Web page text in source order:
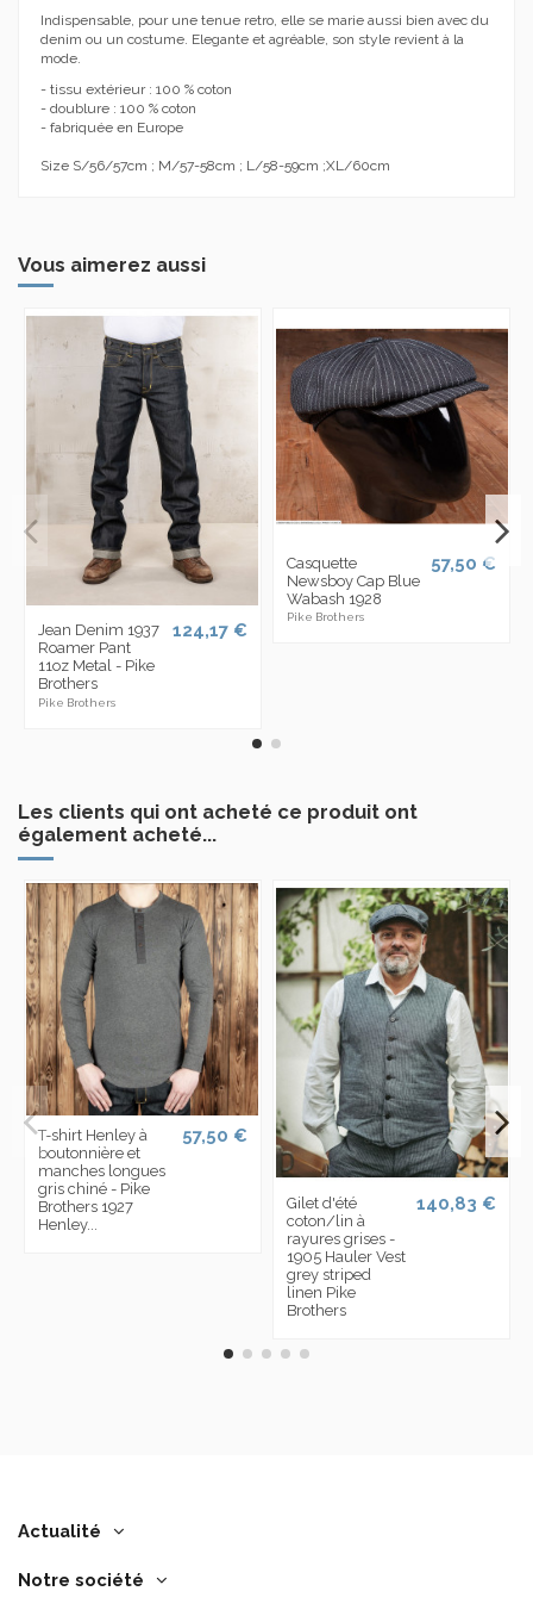
Indispensable, pour une tenue retro, elle se marie aussi bien avec du
denim ou un costume. Elegante et agréable, son style revient à la
mode.
- tissu extérieur : 100 % coton
- doublure : 100 % coton
- fabriquée en Europe
Size S/56/57cm ; M/57-58cm ; L/58-59cm ;XL/60cm
Vous aimerez aussi
Jean Denim 1937
Roamer Pant
11oz Metal - Pike
Brothers
Pike Brothers
124,17 €
Casquette
Newsboy Cap Blue
Wabash 1928
Pike Brothers
57,50 €
Les clients qui ont acheté ce produit ont
également acheté...
T-shirt Henley à
boutonnière et
manches longues
gris chiné - Pike
Brothers 1927
Henley...
57,50 €
Gilet d'été
coton/lin à
rayures grises -
1905 Hauler Vest
grey striped
linen Pike
Brothers
140,83 €
Actualité
Notre société